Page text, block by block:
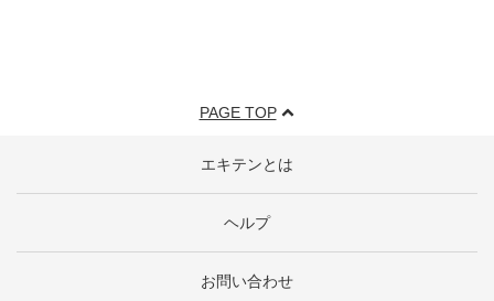
PAGE TOP
エキテンとは
ヘルプ
お問い合わせ